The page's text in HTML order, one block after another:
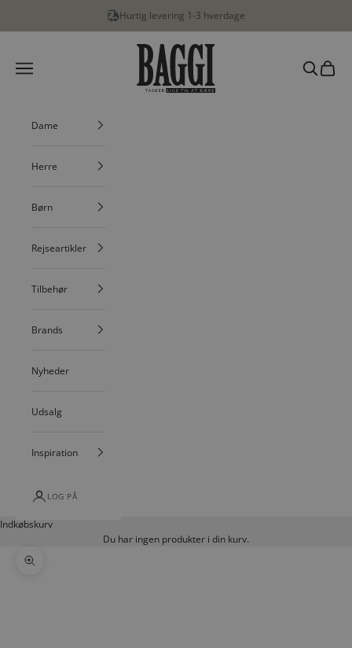
Hurtig levering 1-3 hverdage
BAGGI
Menu
Søg
Dame
Herre
Børn
Rejseartikler
Tilbehør
Brands
Nyheder
Udsalg
Inspiration
LOG PÅ
Indkøbskurv
Du har ingen produkter i din kurv.
Zoom